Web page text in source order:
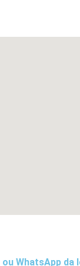
WhatsApp